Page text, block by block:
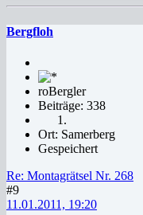
Bergfloh
roBergler
Beiträge: 338
Ort: Samerberg
Gespeichert
Re: Montagrätsel Nr. 268
#9
11.01.2011, 19:20